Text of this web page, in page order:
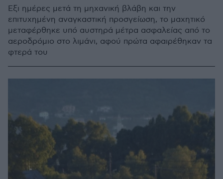
Έξι ημέρες μετά τη μηχανική βλάβη και την
επιτυχημένη αναγκαστική προσγείωση, το μαχητικό
μεταφέρθηκε υπό αυστηρά μέτρα ασφαλείας από το
αεροδρόμιο στο λιμάνι, αφού πρώτα αφαιρέθηκαν τα
φτερά του